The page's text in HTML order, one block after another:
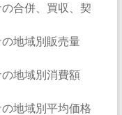
合併、買収、契
地域別販売量
地域別消費額
地域別平均価格